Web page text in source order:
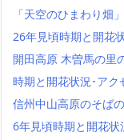
「天空のひまわり畑
26年見頃時期と開花
開田高原 木曽馬の里
時期と開花状況･ア
信州中山高原のそば
6年見頃時期と開花